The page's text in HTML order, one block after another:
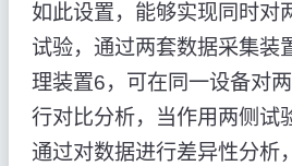
如此设置，能够实现同时对
试验，通过两套数据采集装
理装置6，可在同一设备对
行对比分析，当作用两侧试
通过对数据进行差异性分析